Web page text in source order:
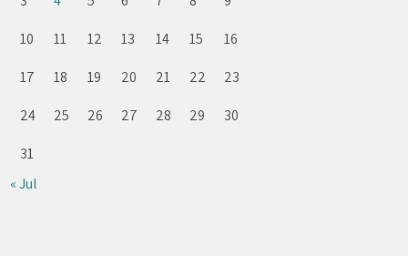
10
11 12 13 14 15
16
17
18 19 20 21 22
23
24
25 26 27 28 29
30
31
« Jul